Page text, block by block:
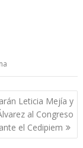
Leticia Mejía y
al Congreso
ante el Cedipiem